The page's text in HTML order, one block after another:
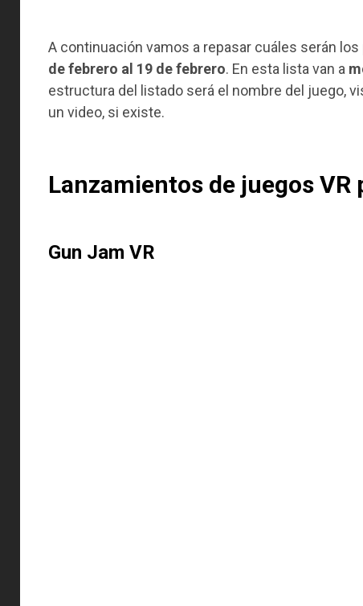
A continuación vamos a repasar cuáles serán los
de febrero al 19 de febrero. En esta lista van a
estructura del listado será el nombre del juego,
un video, si existe.
Lanzamientos de juegos VR
Gun Jam VR